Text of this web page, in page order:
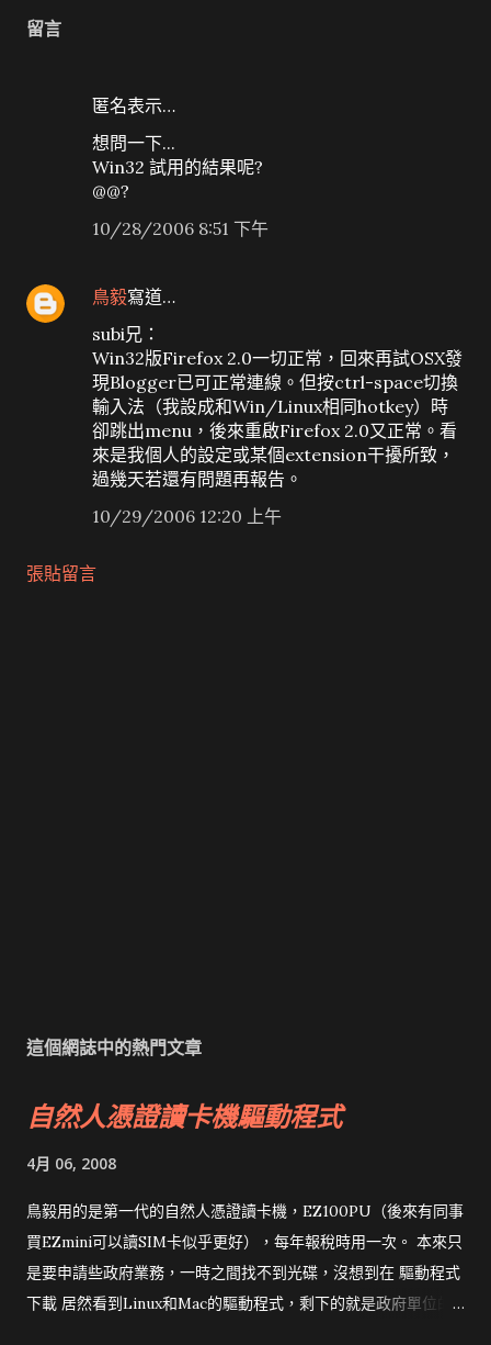
留言
匿名表示…
想問一下...
Win32 試用的結果呢?
@@?
10/28/2006 8:51 下午
鳥毅寫道…
subi兄：
Win32版Firefox 2.0一切正常，回來再試OSX發
現Blogger已可正常連線。但按ctrl-space切換
輸入法（我設成和Win/Linux相同hotkey）時
卻跳出menu，後來重啟Firefox 2.0又正常。看
來是我個人的設定或某個extension干擾所致，
過幾天若還有問題再報告。
10/29/2006 12:20 上午
張貼留言
這個網誌中的熱門文章
自然人憑證讀卡機驅動程式
4月 06, 2008
鳥毅用的是第一代的自然人憑證讀卡機，EZ100PU（後來有同事
買EZmini可以讀SIM卡似乎更好），每年報稅時用一次。 本來只
是要申請些政府業務，一時之間找不到光碟，沒想到在 驅動程式
下載 居然看到Linux和Mac的驅動程式，剩下的就是政府單位的